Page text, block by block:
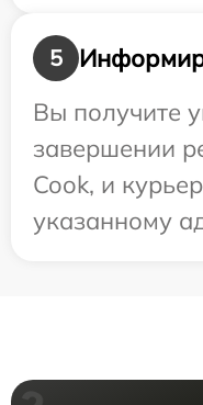
5
Вы получите
завершении
Cook, и
указанному